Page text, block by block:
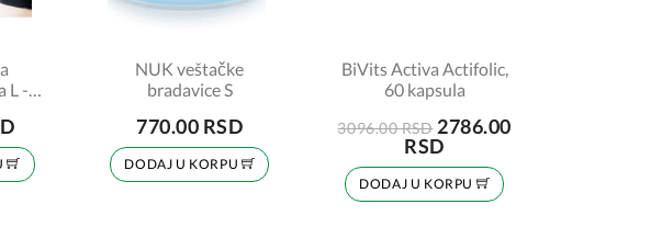
L -
NUK veštačke
bradavice S
770.00 RSD
DODAJ U KORPU
BiVits Activa Actifolic,
60 kapsula
3096.00 RSD 2786.00
RSD
DODAJ U KORPU